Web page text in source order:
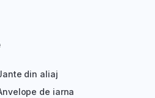
din aliaj
de iarna